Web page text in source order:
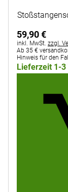
59,90€
Steuerhinweis:
inkl. MwSt. zzgl.
Ab 35 €
Hinweis für den
Lieferzeit 1-